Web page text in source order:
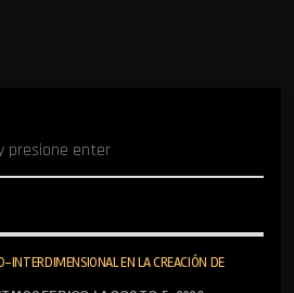
INTERDIMENSIONAL EN LA CREACIÓN DE